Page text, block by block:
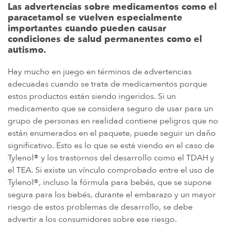
Las advertencias sobre medicamentos como el
paracetamol se vuelven especialmente
importantes cuando pueden causar
condiciones de salud permanentes como el
autismo.
Hay mucho en juego en términos de advertencias
adecuadas cuando se trata de medicamentos porque
estos productos están siendo ingeridos. Si un
medicamento que se considera seguro de usar para un
grupo de personas en realidad contiene peligros que no
están enumerados en el paquete, puede seguir un daño
significativo. Esto es lo que se está viendo en el caso de
Tylenol® y los trastornos del desarrollo como el TDAH y
el TEA. Si existe un vínculo comprobado entre el uso de
Tylenol®, incluso la fórmula para bebés, que se supone
segura para los bebés, durante el embarazo y un mayor
riesgo de estos problemas de desarrollo, se debe
advertir a los consumidores sobre ese riesgo.